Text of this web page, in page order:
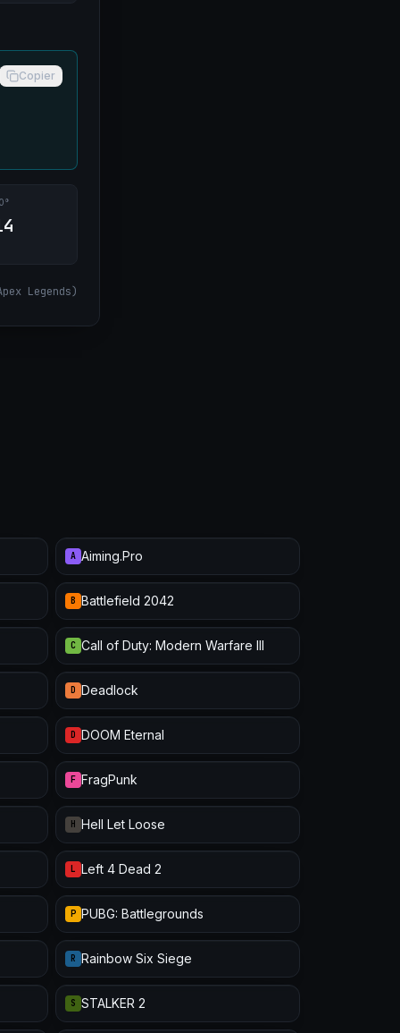
Copier
Legends)
A Aiming.Pro
B Battlefield 2042
C Call of Duty: Modern Warfare III
D Deadlock
D DOOM Eternal
F FragPunk
H Hell Let Loose
L Left 4 Dead 2
P PUBG: Battlegrounds
R Rainbow Six Siege
S STALKER 2